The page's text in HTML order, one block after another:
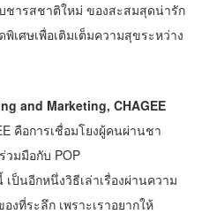
ชารสชาติใหม่ ของสะสมสุดน่ารัก
ศษเพื่อเติมเต็มความสุขระหว่าง
and Marketing, CHAGEE
คือการเชื่อมโยงผู้คนผ่านชา
มมือกับ POP
เป็นอีกหนึ่งวิธีเล่าเรื่องผ่านความ
ที่ระลึก เพราะเราอยากให้